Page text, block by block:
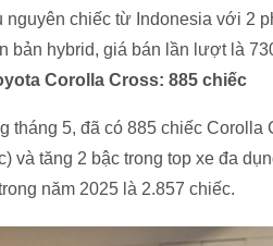
nguyên chiếc từ Indonesia với 2
bản hybrid, giá bán lần lượt là
Corolla Cross: 885 chiếc
tháng 5, đã có 885 chiếc
và tăng 2 bậc trong top xe đa
năm 2025 là 2.857 chiếc.